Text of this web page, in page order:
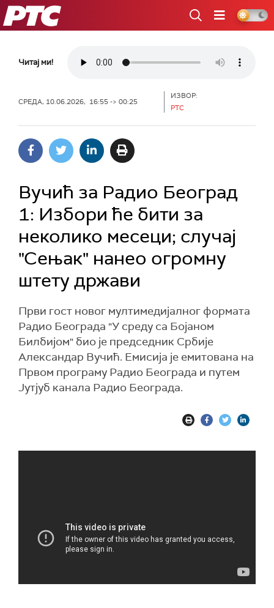
РТС
Читај ми!
СРЕДА, 10.06.2026, 16:55 -> 00:25
ИЗВОР:
РТС
Вучић за Радио Београд
1: Избори ће бити за
неколико месеци; случај
"Сењак" нанео огромну
штету држави
Први гост новог мултимедијалног формата
Радио Београда "У среду са Бојаном
Билбијом" био је председник Србије
Александар Вучић. Емисија је емитована на
Првом програму Радио Београда и путем
Јутјуб канала Радио Београда.